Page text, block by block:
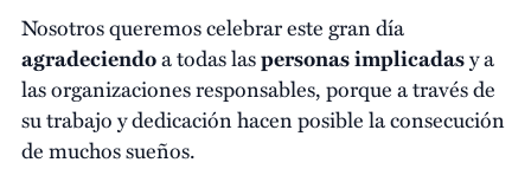
Nosotros queremos celebrar este gran día
agradeciendoa todas laspersonas implicadasy a
las organizaciones responsables, porque a través de
su trabajo y dedicación hacen posible la consecución
de muchos sueños.